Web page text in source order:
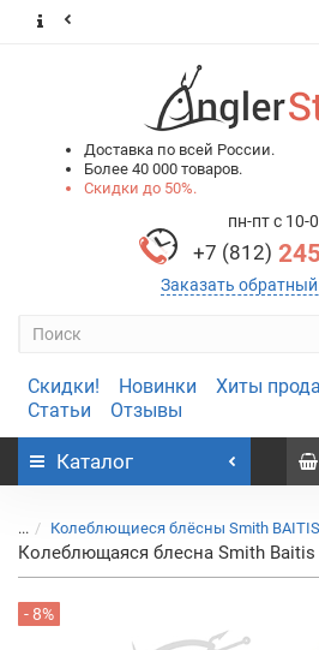
Доставка по всей России.
Более 40 000 товаров.
Скидки до 50%.
пн-пт с 10-
+7 (812)
Заказать
Скидки! Новинки Хиты
Статьи
Отзывы
Каталог
... Колеблющиеся блёсны Smith
Колеблющаяся блесна Smith Baitis
- 8%